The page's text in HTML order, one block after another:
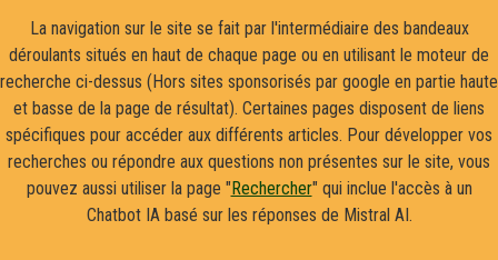
La navigation sur le site se fait par l'intermédiaire des bandeaux
déroulants situés en haut de chaque page ou en utilisant le moteur de
recherche ci-dessus (Hors sites sponsorisés par google en partie haute
et basse de la page de résultat). Certaines pages disposent de liens
spécifiques pour accéder aux différents articles. Pour développer vos
recherches ou répondre aux questions non présentes sur le site, vous
pouvez aussi utiliser la page "Rechercher" qui inclue l'accès à un
Chatbot IA basé sur les réponses de Mistral AI.